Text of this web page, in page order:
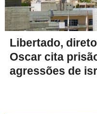
Libertado,
Oscar cita
agressões de